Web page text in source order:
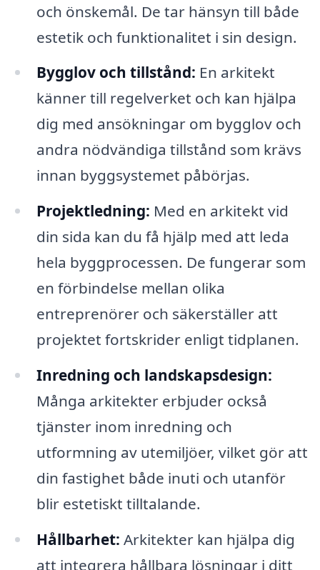
och önskemål. De tar hänsyn till både
estetik och funktionalitet i sin design.
Bygglov och tillstånd: En arkitekt
känner till regelverket och kan hjälpa
dig med ansökningar om bygglov och
andra nödvändiga tillstånd som krävs
innan byggsystemet påbörjas.
Projektledning: Med en arkitekt vid
din sida kan du få hjälp med att leda
hela byggprocessen. De fungerar som
en förbindelse mellan olika
entreprenörer och säkerställer att
projektet fortskrider enligt tidplanen.
Inredning och landskapsdesign:
Många arkitekter erbjuder också
tjänster inom inredning och
utformning av utemiljöer, vilket gör att
din fastighet både inuti och utanför
blir estetiskt tilltalande.
Hållbarhet: Arkitekter kan hjälpa dig
att integrera hållbara lösningar i ditt